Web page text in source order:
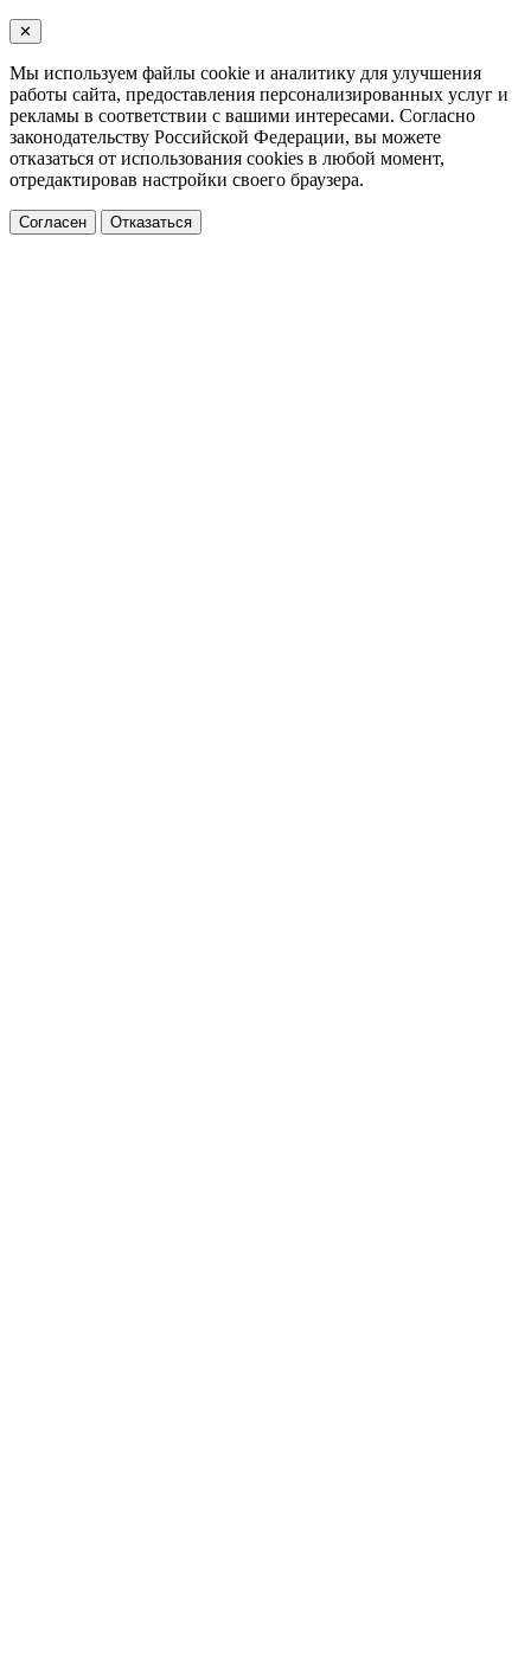
✕
Мы используем файлы cookie и аналитику для улучшения
работы сайта, предоставления персонализированных услуг и
рекламы в соответствии с вашими интересами. Согласно
законодательству Российской Федерации, вы можете
отказаться от использования cookies в любой момент,
отредактировав настройки своего браузера.
Согласен Отказаться